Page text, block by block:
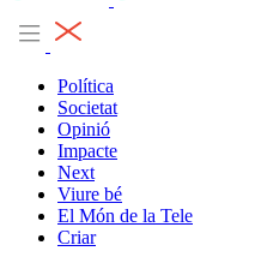
Política
Societat
Opinió
Impacte
Next
Viure bé
El Món de la Tele
Criar